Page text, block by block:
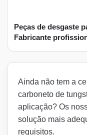
Peças de desgaste
Fabricante
Ainda não tem a
carboneto de
aplicação? Os
solução mais
requisitos.